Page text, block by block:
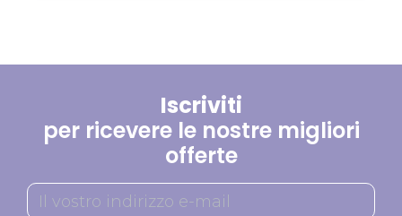
Iscriviti
per ricevere le nostre migliori
offerte